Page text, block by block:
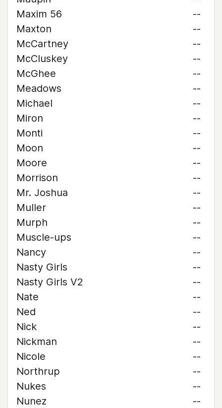
Maxim 56
--
Maxton
--
McCartney
--
McCluskey
--
McGhee
--
Meadows
--
Michael
--
Miron
--
Monti
--
Moon
--
Moore
--
Morrison
--
Mr. Joshua
--
Muller
--
Murph
--
Muscle-ups
--
Nancy
--
Nasty Girls
--
Nasty Girls V2
--
Nate
--
Ned
--
Nick
--
Nickman
--
Nicole
--
Northrup
--
Nukes
--
Nunez
--